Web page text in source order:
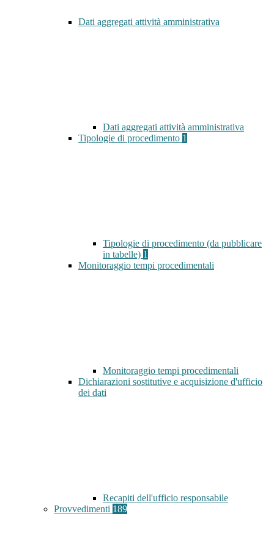
Dati aggregati attività amministrativa
Dati aggregati attività amministrativa
Tipologie di procedimento 1
Tipologie di procedimento (da pubblicare
in tabelle) 1
Monitoraggio tempi procedimentali
Monitoraggio tempi procedimentali
Dichiarazioni sostitutive e acquisizione d'ufficio
dei dati
Recapiti dell'ufficio responsabile
Provvedimenti 189